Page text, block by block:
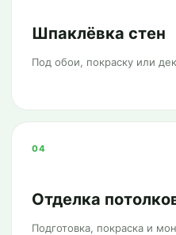
Шпаклёвка стен
Под обои, покраску или
04
Отделка
Подготовка, покраска и